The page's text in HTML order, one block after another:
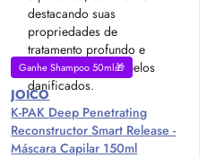
Ganhe Shampoo 50ml🎁
JOICO
K-PAK Deep Penetrating
Reconstructor Smart Release -
Máscara Capilar 150ml